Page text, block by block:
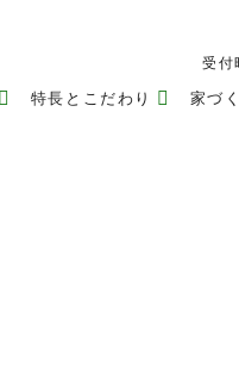
受付
特長とこだわり 家づ